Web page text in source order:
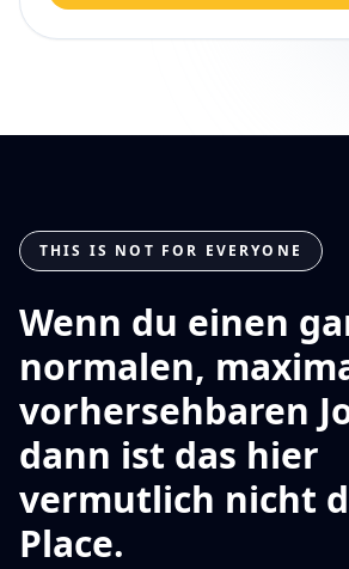
THIS IS NOT FOR EVERYONE
Wenn du einen
normalen,
vorhersehbaren
dann ist das hier
vermutlich nicht
Place.